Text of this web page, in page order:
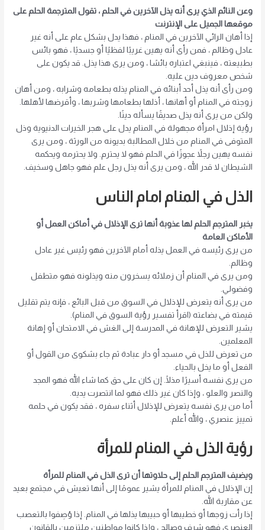
وعن النائم الذي يرى أنه يذل الآخرين في الحلم ، تقول المترجمة الحلم على
موقعها الجميل على الإنترنت
إذا أهان الرائي الآخرين في المنام ، فهذا يدل بشكل عام على أنه غير
عادل وظالم ، فمن رأى أنه يهين غريبًا لفظيًا أو جسديًا ، فهو بائس
بطبيعته ، فينبغي اعتباره بائسًا ، ومن يرى هذا يذل. قد يكون على
شخص معروف دين عليه.
ومن رأى أنه يذل أحد أبنائه في المنام يذله بطعامه وشرابه ، ومن أهان
زوجته في المنام أو أهانها ، أذلها بطعامها وشربها ، وأقرضها لأهلها.
ولكن من يرى أنه يذل صديقًا يسأله دينًا.
رؤية إذلال امرأة مجهولة في المنام يدل على هجر الخيرات الدنيوية وذل
المتوفى في المنام من خلال المطالبة بديونه من الورثة ، ومن يرى
نفسه يهين رجلاً عجوزًا في الحلم فهو لا يحترم. ولا يحترمه ويحكمه
الشيطان لا قدر الله ، ومن يرى أنه يذل رجل علم فهو جاهل وسخيف.
الذل في المنام امام الناس
يخبر المترجم الحلم لها عذوبة أنها ترى الإذلال في أماكن العمل أو
الأماكن العامة
من يرى رئيسه في العمل يذله أمام الآخرين فهو رئيس غير عادل
وظالم.
ومن يرى في المنام أن زملائه يسخرون منه ويذلونه فهو متطفل
وفضولي.
من يرى أنه يتعرض للإذلال في السوق من قبل البائع ، فإنه يتم تقليل
قيمته في بضاعته (اقرأ تفسير رؤية السوق في المنام).
يشير التعرض للإهانة في المدرسة إلى الغش في الامتحان أو إهانة
المعلمين.
من تعرض للذل في مسجد أو دار عبادة ثم جاء بشكوى من القول أو
الفعل أو ما يخل بالحياء.
من يرى نفسه أسيرًا مذلًا. إن كان على حق كما شاء الله فهو المجد
والنصر والعلو ، وإذا كان غير ذلك فهو لما انتصرت يديه.
أما من يرى نفسه يتعرض للإذلال أثناء سفره ، فقد يكون في حلمه
تمييز عنصري ، والله أعلم.
رؤية الذل في المنام للمرأة
ويضيف المترجم الحلم إلى حلاوتها أن ترى الذل في المنام للمرأة
إن الإذلال في المنام للمرأة يشير عمومًا إلى أنها تعيش في مجتمع بعيد
عن مقاربة الله.
إذا رأت زوجها أو خطيبها أو حبيبها يذلها في المنام. إذا وُصِفوا بالتعصب
العنصري فهو شرف وصالح ، وإذا كانوا مواطنين ملتزمين بالقانون